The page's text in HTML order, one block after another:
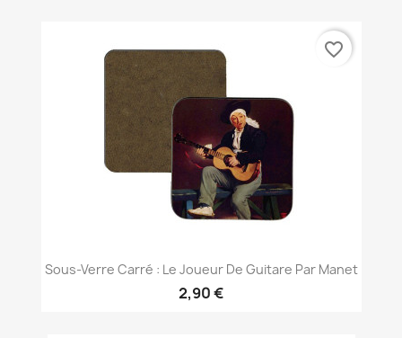
Sous-Verre Carré : Le Joueur De Guitare Par Manet
2,90 €
favorite_border